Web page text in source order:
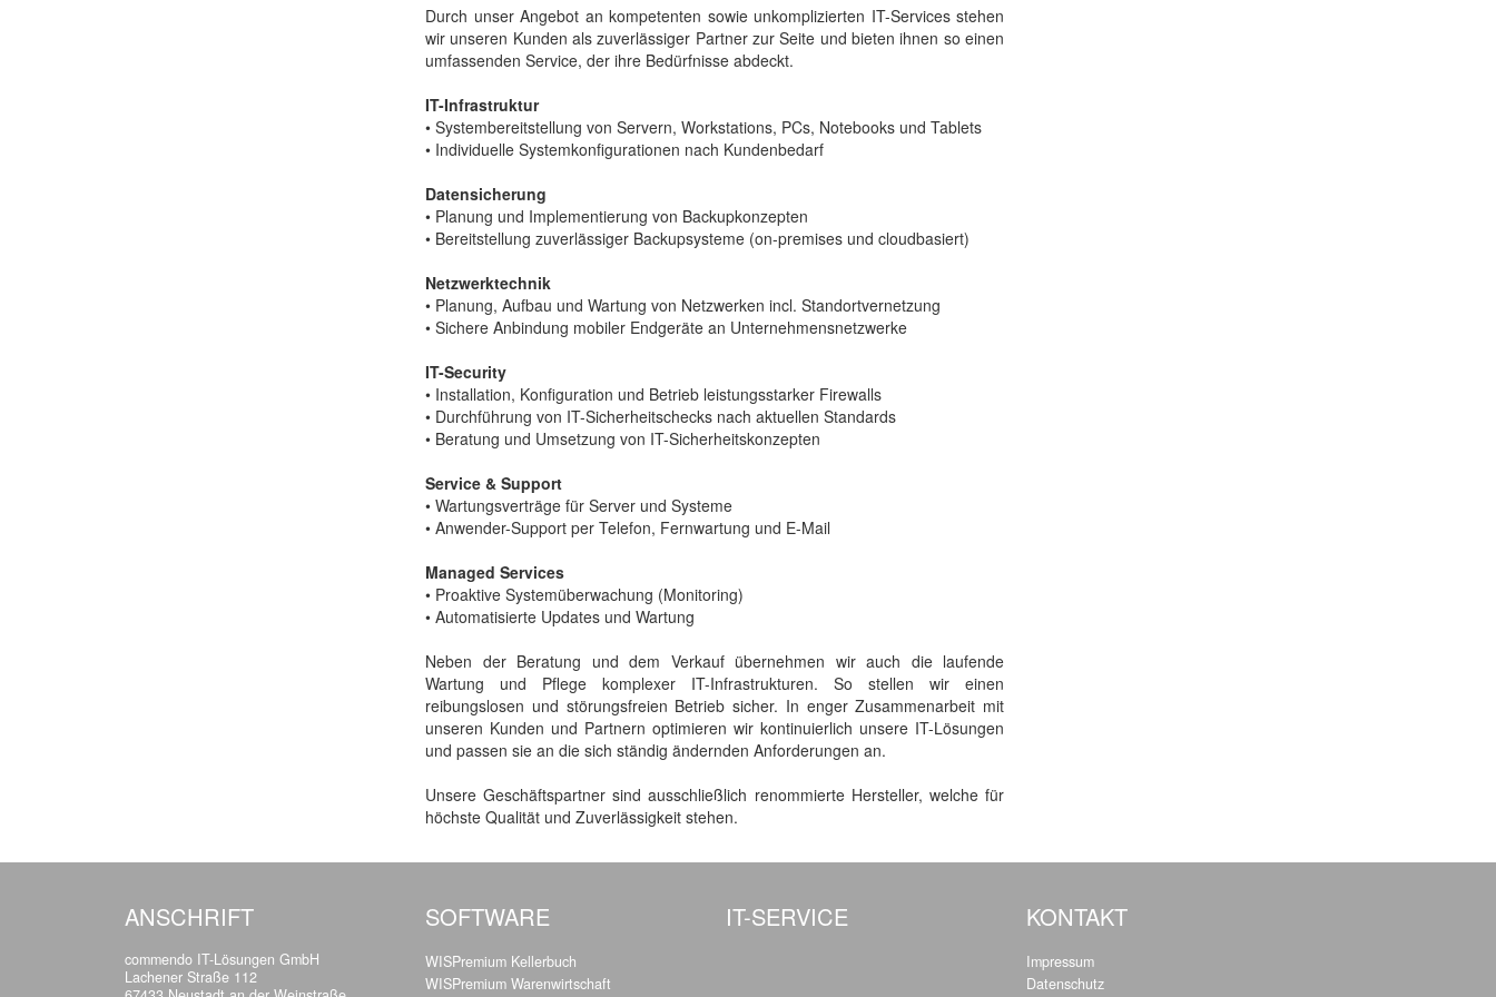
Durch unser Angebot an kompetenten sowie unkomplizierten IT-Services stehen
wir unseren Kunden als zuverlässiger Partner zur Seite und bieten ihnen so einen
umfassenden Service, der ihre Bedürfnisse abdeckt.
IT-Infrastruktur
• Systembereitstellung von Servern, Workstations, PCs, Notebooks und Tablets
• Individuelle Systemkonfigurationen nach Kundenbedarf
Datensicherung
• Planung und Implementierung von Backupkonzepten
• Bereitstellung zuverlässiger Backupsysteme (on-premises und cloudbasiert)
Netzwerktechnik
• Planung, Aufbau und Wartung von Netzwerken incl. Standortvernetzung
• Sichere Anbindung mobiler Endgeräte an Unternehmensnetzwerke
IT-Security
• Installation, Konfiguration und Betrieb leistungsstarker Firewalls
• Durchführung von IT-Sicherheitschecks nach aktuellen Standards
• Beratung und Umsetzung von IT-Sicherheitskonzepten
Service & Support
• Wartungsverträge für Server und Systeme
• Anwender-Support per Telefon, Fernwartung und E-Mail
Managed Services
• Proaktive Systemüberwachung (Monitoring)
• Automatisierte Updates und Wartung
Neben der Beratung und dem Verkauf übernehmen wir auch die laufende
Wartung und Pflege komplexer IT-Infrastrukturen. So stellen wir einen
reibungslosen und störungsfreien Betrieb sicher. In enger Zusammenarbeit mit
unseren Kunden und Partnern optimieren wir kontinuierlich unsere IT-Lösungen
und passen sie an die sich ständig ändernden Anforderungen an.
Unsere Geschäftspartner sind ausschließlich renommierte Hersteller, welche für
höchste Qualität und Zuverlässigkeit stehen.
ANSCHRIFT
commendo IT-Lösungen GmbH
Lachener Straße 112
SOFTWARE
WISPremium Kellerbuch
WISPremium Warenwirtschaft
IT-SERVICE KONTAKT
Impressum
Datenschutz